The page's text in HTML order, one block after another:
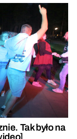
Tak było na